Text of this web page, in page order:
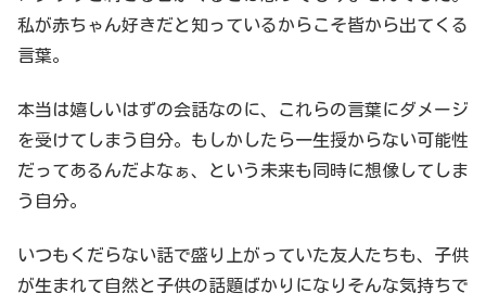
私が赤ちゃん好きだと知っているからこそ皆から出てくる
言葉。
本当は嬉しいはずの会話なのに、これらの言葉にダメージ
を受けてしまう自分。もしかしたら一生授からない可能性
だってあるんだよなぁ、という未来も同時に想像してしま
う自分。
いつもくだらない話で盛り上がっていた友人たちも、子供
が生まれて自然と子供の話題ばかりになりそんな気持ちで